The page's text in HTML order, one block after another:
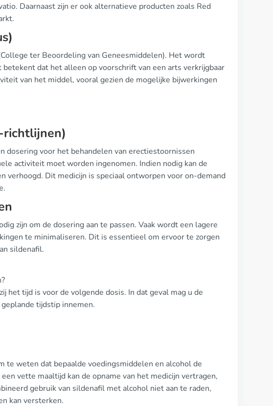
Daarnaast zijn er ook alternatieve producten zoals Red
ter Beoordeling van Geneesmiddelen). Het wordt
dat het alleen op voorschrift van een arts verkrijgbaar
van het middel, vooral gezien de mogelijke bijwerkingen
richtlijnen)
dosering voor het behandelen van erectiestoornissen
activiteit moet worden ingenomen. Indien nodig kan de
verhoogd. Dit medicijn is speciaal ontworpen voor on-demand
zijn om de dosering aan te passen. Vaak wordt een lagere
te minimaliseren. Dit is essentieel om ervoor te zorgen
sildenafil.
het tijd is voor de volgende dosis. In dat geval mag u de
tijdstip innemen.
weten dat bepaalde voedingsmiddelen en alcohol de
vette maaltijd kan de opname van het medicijn vertragen,
gebruik van sildenafil met alcohol niet aan te raden,
kan versterken.